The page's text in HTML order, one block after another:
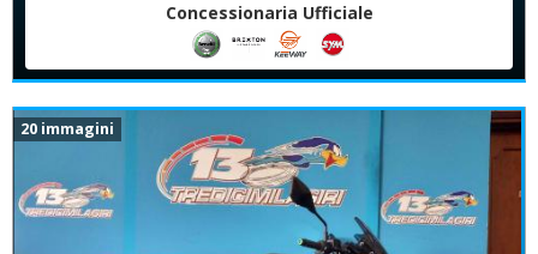
Concessionaria Ufficiale
20 immagini